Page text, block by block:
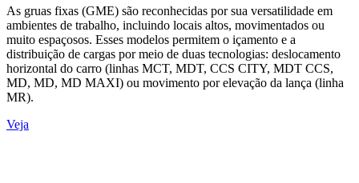
As gruas fixas (GME) são reconhecidas por sua versatilidade em
ambientes de trabalho, incluindo locais altos, movimentados ou
muito espaçosos. Esses modelos permitem o içamento e a
distribuição de cargas por meio de duas tecnologias: deslocamento
horizontal do carro (linhas MCT, MDT, CCS CITY, MDT CCS,
MD, MD, MD MAXI) ou movimento por elevação da lança (linha
MR).
Veja